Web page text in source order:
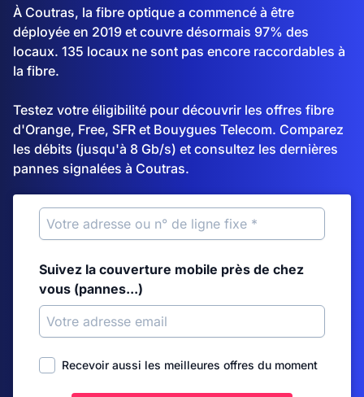
À Coutras, la fibre optique a commencé à être
déployée en 2019 et couvre désormais 97% des
locaux. 135 locaux ne sont pas encore raccordables à
la fibre.
Testez votre éligibilité pour découvrir les offres fibre
d'Orange, Free, SFR et Bouygues Telecom. Comparez
les débits (jusqu'à 8 Gb/s) et consultez les dernières
pannes signalées à Coutras.
Suivez la couverture mobile près de chez
vous (pannes...)
Recevoir aussi les meilleures offres du moment